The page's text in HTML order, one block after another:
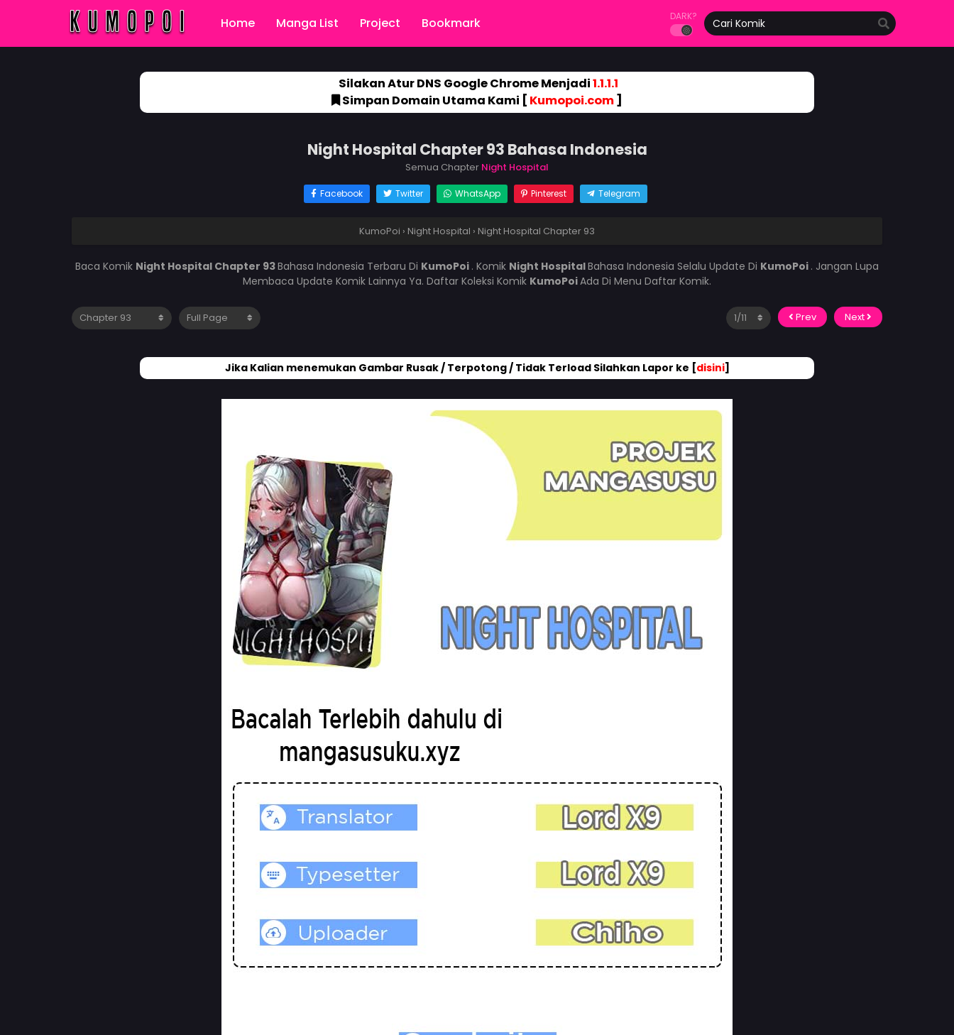
Home Manga List Project Bookmark DARK?
Silakan Atur DNS Google Chrome Menjadi1.1.1.1
Simpan Domain Utama Kami [ Kumopoi.com]
Night Hospital Chapter 93 Bahasa Indonesia
Semua Chapter Night Hospital
Facebook Twitter WhatsApp Pinterest Telegram
KumoPoi › Night Hospital › Night Hospital Chapter 93
Baca Komik Night Hospital Chapter 93Bahasa Indonesia Terbaru Di KumoPoi . Komik Night HospitalBahasa Indonesia Selalu Update Di KumoPoi . Jangan Lupa
Membaca Update Komik Lainnya Ya. Daftar Koleksi Komik KumoPoiAda Di Menu Daftar Komik.
Prev Next
Jika Kalian menemukan Gambar Rusak / Terpotong / Tidak Terload Silahkan Lapor ke [disini]